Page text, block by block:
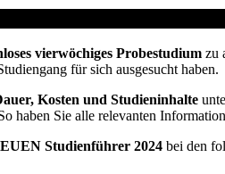
vierwöchiges Probestudium zu
für sich ausgesucht haben.
Kosten und Studieninhalte
haben Sie alle relevanten
Studienführer 2024 bei den